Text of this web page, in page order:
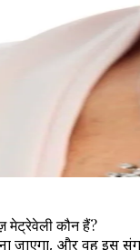
मेट्रेवेली कौन हैं?
और वह इस